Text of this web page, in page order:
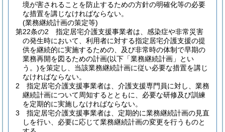
境が害されることを防止するための方針の明確化等の必要
な措置を講じなければならない。
(業務継続計画の策定等)
第22条の2
指定居宅介護支援事業者は、感染症や非常災害
の発生時において、利用者に対する指定居宅介護支援の提
供を継続的に実施するための、及び非常時の体制で早期の
業務再開を図るための計画(以下「業務継続計画」とい
う。)を策定し、当該業務継続計画に従い必要な措置を講じ
なければならない。
2
指定居宅介護支援事業者は、介護支援専門員に対し、業務
継続計画について周知するとともに、必要な研修及び訓練
を定期的に実施しなければならない。
3
指定居宅介護支援事業者は、定期的に業務継続計画の見直
しを行い、必要に応じて業務継続計画の変更を行うものと